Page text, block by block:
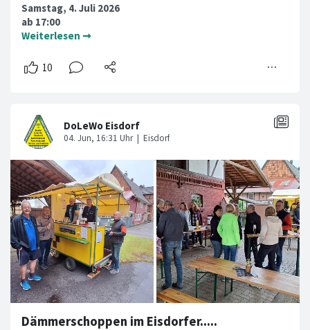
Samstag, 4. Juli 2026
ab 17:00
Weiterlesen ➞
Dämmerschoppen im Eisdorfer.....